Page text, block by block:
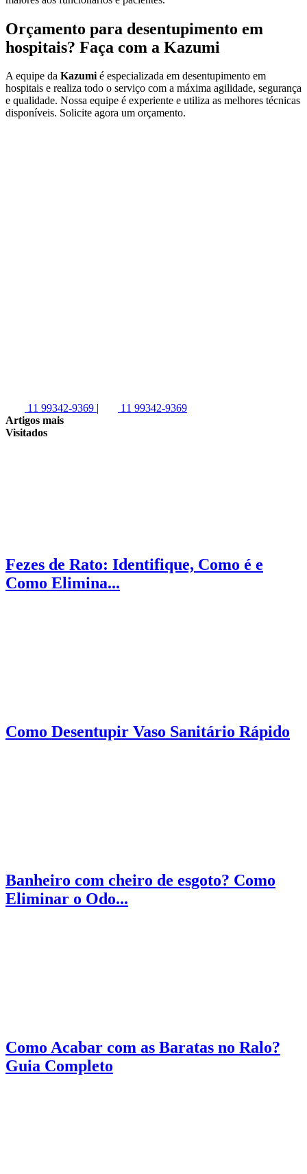
Orçamento para desentupimento em
hospitais? Faça com a Kazumi
A equipe da Kazumié especializada em desentupimento em
hospitais e realiza todo o serviço com a máxima agilidade, segurança
e qualidade. Nossa equipe é experiente e utiliza as melhores técnicas
disponíveis. Solicite agora um orçamento.
11 99342-9369 |
11 99342-9369
Artigos mais
Visitados
Fezes de Rato: Identifique, Como é e
Como Elimina...
Como Desentupir Vaso Sanitário Rápido
Banheiro com cheiro de esgoto? Como
Eliminar o Odo...
Como Acabar com as Baratas no Ralo?
Guia Completo